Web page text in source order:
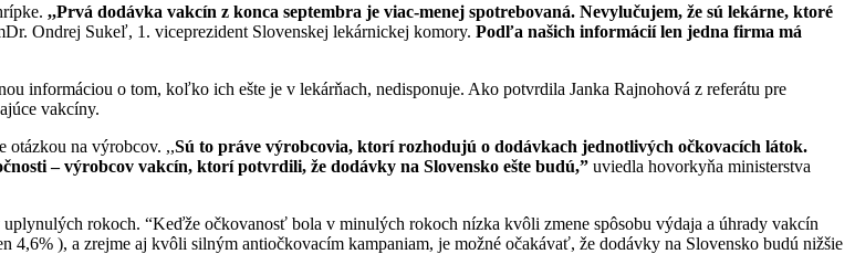
,,Prvá dodávka vakcín z konca septembra je viac-menej spotrebovaná. Nevylučujem, že sú lekárne, ktoré
Ondrej Sukeľ, 1. viceprezident Slovenskej lekárnickej komory. Podľa našich informácií len jedna firma má
informáciou o tom, koľko ich ešte je v lekárňach, nedisponuje. Ako potvrdila Janka Rajnohová z referátu pre
vakcíny.
otázkou na výrobcov. ,,Sú to práve výrobcovia, ktorí rozhodujú o dodávkach jednotlivých očkovacích látok.
– výrobcov vakcín, ktorí potvrdili, že dodávky na Slovensko ešte budú,” uviedla hovorkyňa ministerstva
rokoch. “Keďže očkovanosť bola v minulých rokoch nízka kvôli zmene spôsobu výdaja a úhrady vakcín
), a zrejme aj kvôli silným antiočkovacím kampaniam, je možné očakávať, že dodávky na Slovensko budú nižšie